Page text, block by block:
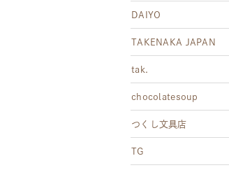
DAIYO
TAKENAKA JAPAN
tak.
chocolatesoup
つくし文具店
TG